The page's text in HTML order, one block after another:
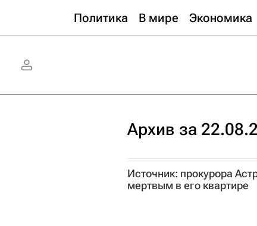
Политика В мире Экономика
Архив за
Источник: прокурора
мертвым в его квартире